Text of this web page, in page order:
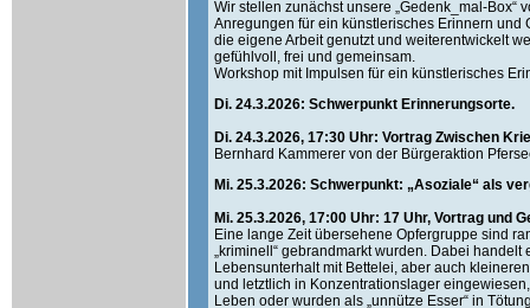
Wir stellen zunächst unsere „Gedenk_mal-
Anregungen für ein künstlerisches Erinnern und
die eigene Arbeit genutzt und weiterentwickelt
gefühlvoll, frei und gemeinsam.
Workshop mit Impulsen für ein künstlerisches
Di. 24.3.2026: Schwerpunkt Erinnerungsorte.
Di. 24.3.2026, 17:30 Uhr: Vortrag Zwischen
Bernhard Kammerer von der Bürgeraktion
Mi. 25.3.2026: Schwerpunkt: „Asoziale“ als
Mi. 25.3.2026, 17:00 Uhr: 17 Uhr, Vortrag und
Eine lange Zeit übersehene Opfergruppe sind
„kriminell“ gebrandmarkt wurden. Dabei
Lebensunterhalt mit Bettelei, aber auch
und letztlich in Konzentrationslager
Leben oder wurden als „unnütze Esser“ in